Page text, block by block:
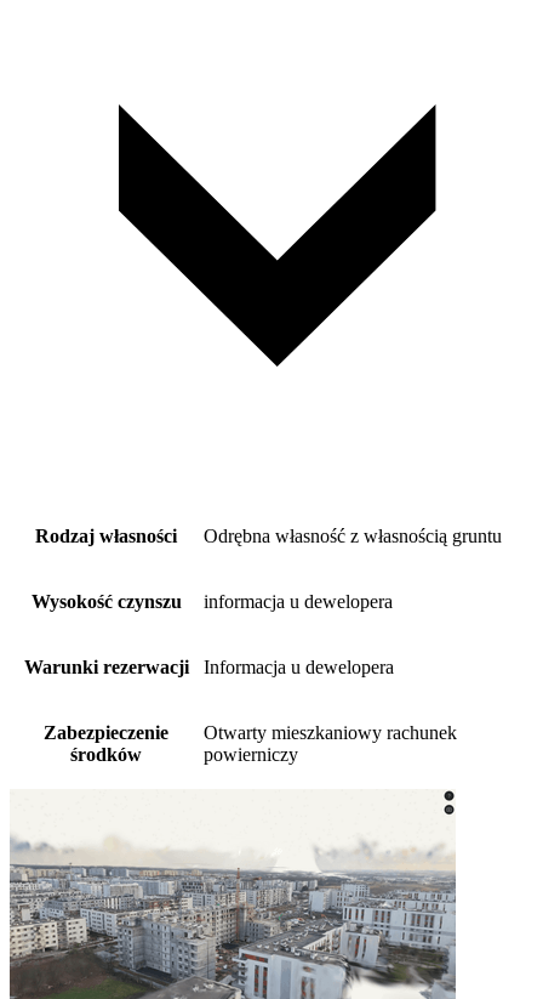
Rodzaj własności Odrębna własność z własnością gruntu
Wysokość czynszu informacja u dewelopera
Warunki rezerwacji Informacja u dewelopera
Zabezpieczenie
środków
Otwarty mieszkaniowy rachunek
powierniczy